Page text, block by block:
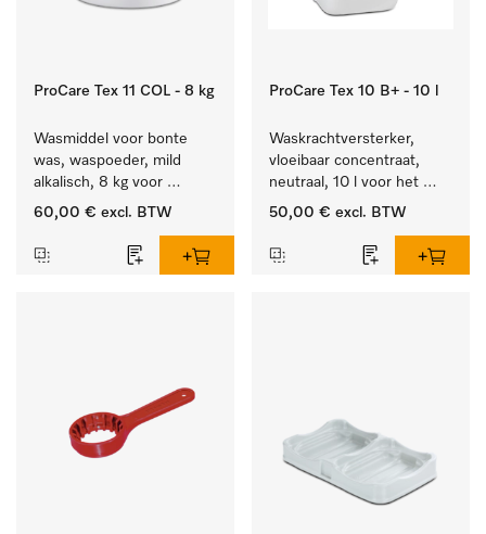
ProCare Tex 11 COL - 8 kg
Wasmiddel voor bonte
was, waspoeder, mild
alkalisch, 8 kg voor
behoud van kleur en
was.
60,00 € excl. BTW
ProCare Tex 10 B+ - 10 l
Waskrachtversterker,
vloeibaar concentraat,
neutraal, 10 l voor het
effectief verwijderen van
50,00 € excl. BTW